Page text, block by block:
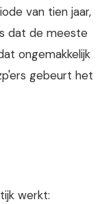
van tien jaar,
dat de meeste
ongemakkelijk
gebeurt het
werkt: